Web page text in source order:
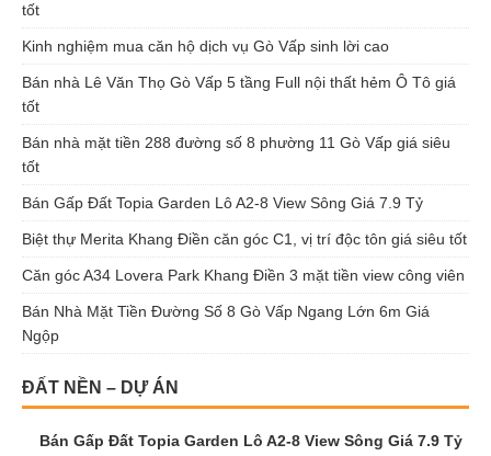
tốt
Kinh nghiệm mua căn hộ dịch vụ Gò Vấp sinh lời cao
Bán nhà Lê Văn Thọ Gò Vấp 5 tầng Full nội thất hẻm Ô Tô giá
tốt
Bán nhà mặt tiền 288 đường số 8 phường 11 Gò Vấp giá siêu
tốt
Bán Gấp Đất Topia Garden Lô A2-8 View Sông Giá 7.9 Tỷ
Biệt thự Merita Khang Điền căn góc C1, vị trí độc tôn giá siêu tốt
Căn góc A34 Lovera Park Khang Điền 3 mặt tiền view công viên
Bán Nhà Mặt Tiền Đường Số 8 Gò Vấp Ngang Lớn 6m Giá
Ngộp
ĐẤT NỀN – DỰ ÁN
Bán Gấp Đất Topia Garden Lô A2-8 View Sông Giá 7.9 Tỷ